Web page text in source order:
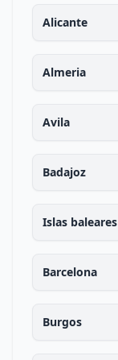
Alicante
Almeria
Avila
Badajoz
Islas baleares
Barcelona
Burgos